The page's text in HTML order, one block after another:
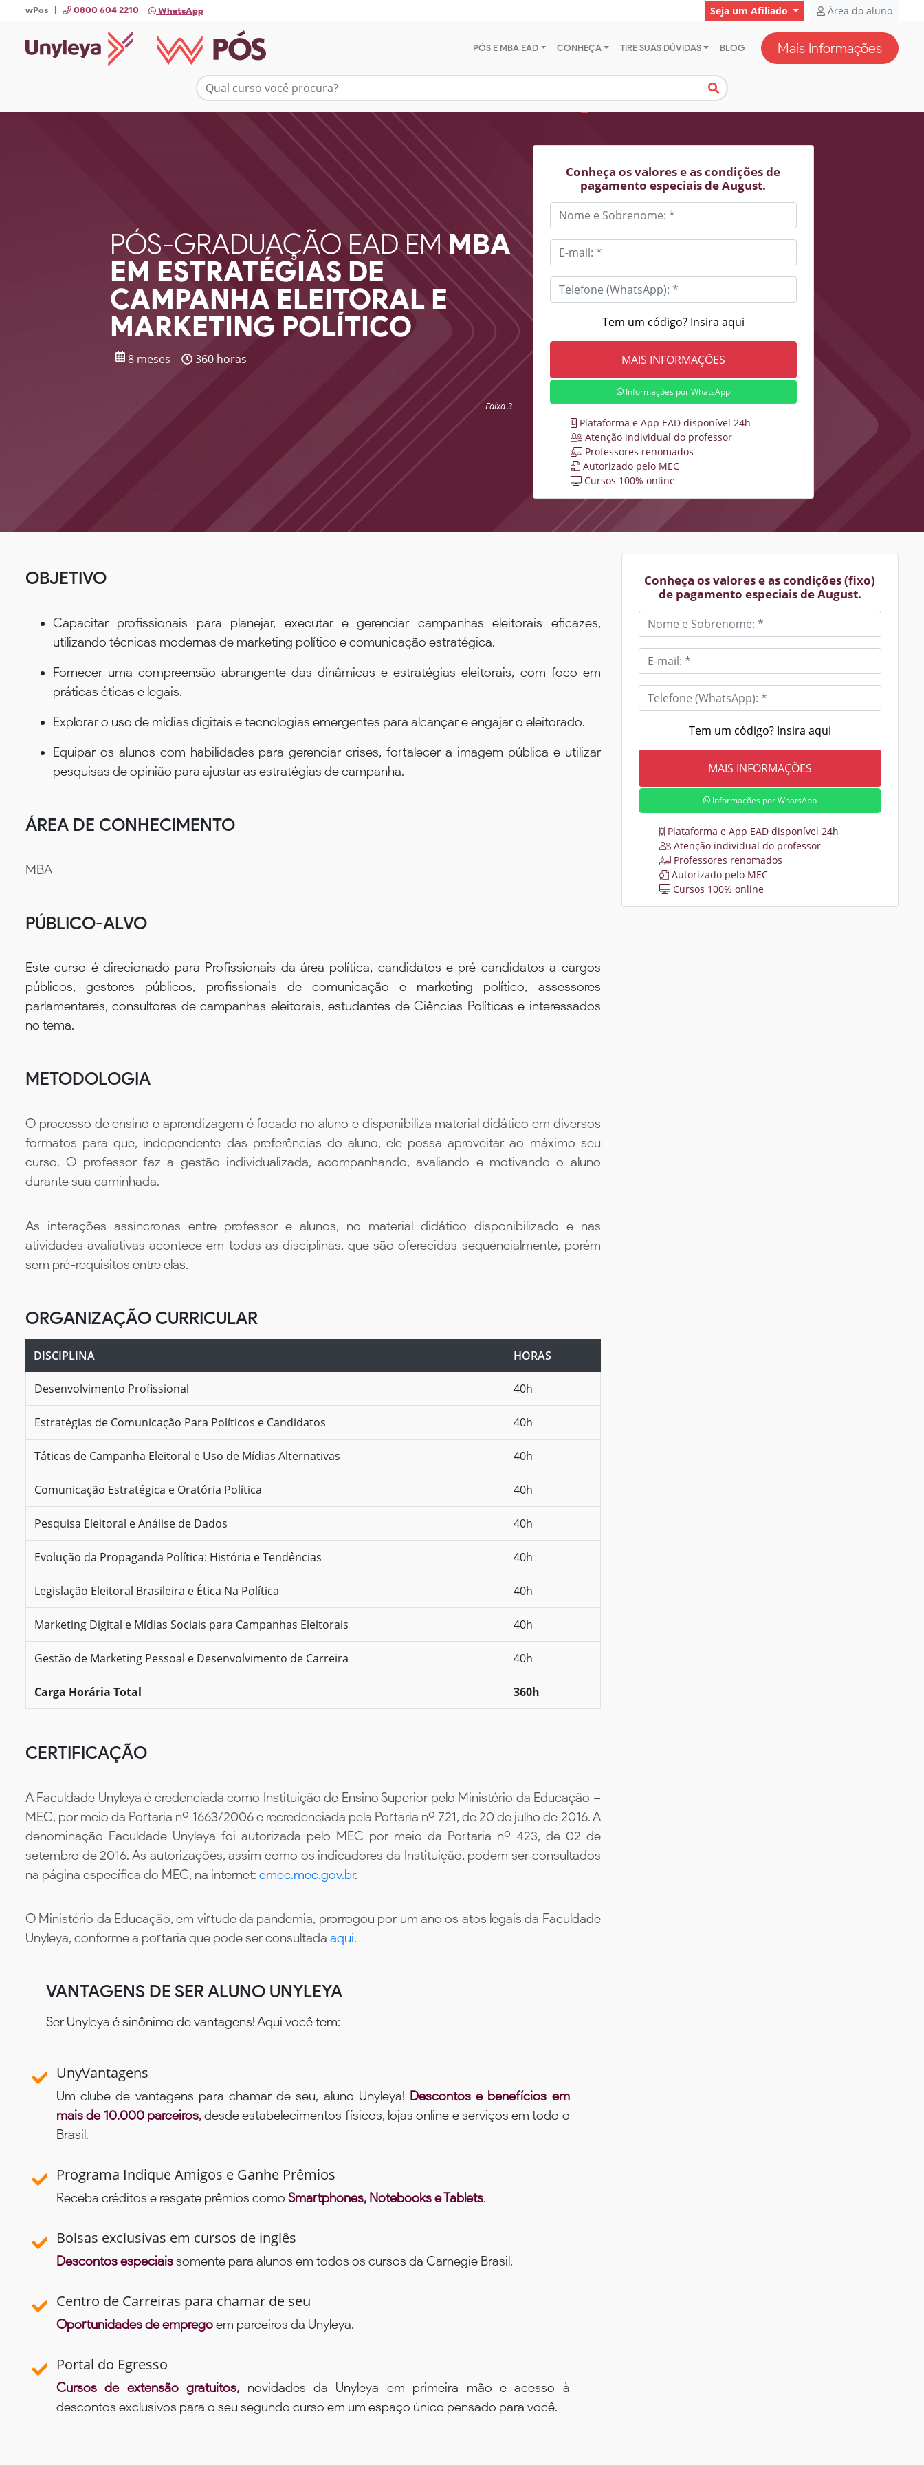
wPós | 0800 604 2210 WhatsApp Seja um Afiliado Área do aluno
PÓS E MBA EAD CONHEÇA TIRE SUAS DÚVIDAS BLOG Mais Informações
PÓS-GRADUAÇÃO EAD EMMBA
EM ESTRATÉGIAS DE
CAMPANHA ELEITORAL E
MARKETING POLÍTICO
8 meses 360 horas
Faixa 3
Conheça os valores e as condições de
pagamento especiais de August.
Tem um código? Insira aqui
Informações por WhatsApp
Plataforma e App EAD disponível 24h
Atenção individual do professor
Professores renomados
Autorizado pelo MEC
Cursos 100% online
OBJETIVO
Capacitar profissionais para planejar, executar e gerenciar campanhas eleitorais eficazes,
utilizando técnicas modernas de marketing político e comunicação estratégica.
Fornecer uma compreensão abrangente das dinâmicas e estratégias eleitorais, com foco em
práticas éticas e legais.
Explorar o uso de mídias digitais e tecnologias emergentes para alcançar e engajar o eleitorado.
Equipar os alunos com habilidades para gerenciar crises, fortalecer a imagem pública e utilizar
pesquisas de opinião para ajustar as estratégias de campanha.
ÁREA DE CONHECIMENTO
MBA
PÚBLICO-ALVO
Este curso é direcionado para Profissionais da área política, candidatos e pré-candidatos a cargos
públicos, gestores públicos, profissionais de comunicação e marketing político, assessores
parlamentares, consultores de campanhas eleitorais, estudantes de Ciências Políticas e interessados
no tema.
METODOLOGIA
O processo de ensino e aprendizagem é focado no aluno e disponibiliza material didático em diversos
formatos para que, independente das preferências do aluno, ele possa aproveitar ao máximo seu
curso. O professor faz a gestão individualizada, acompanhando, avaliando e motivando o aluno
durante sua caminhada.
As interações assíncronas entre professor e alunos, no material didático disponibilizado e nas
atividades avaliativas acontece em todas as disciplinas, que são oferecidas sequencialmente, porém
sem pré-requisitos entre elas.
ORGANIZAÇÃO CURRICULAR
DISCIPLINA HORAS
Desenvolvimento Profissional 40h
Estratégias de Comunicação Para Políticos e Candidatos 40h
Táticas de Campanha Eleitoral e Uso de Mídias Alternativas 40h
Comunicação Estratégica e Oratória Política 40h
Pesquisa Eleitoral e Análise de Dados 40h
Evolução da Propaganda Política: História e Tendências 40h
Legislação Eleitoral Brasileira e Ética Na Política 40h
Marketing Digital e Mídias Sociais para Campanhas Eleitorais 40h
Gestão de Marketing Pessoal e Desenvolvimento de Carreira 40h
Carga Horária Total 360h
CERTIFICAÇÃO
A Faculdade Unyleya é credenciada como Instituição de Ensino Superior pelo Ministério da Educação –
MEC, por meio da Portaria nº 1663/2006 e recredenciada pela Portaria nº 721, de 20 de julho de 2016. A
denominação Faculdade Unyleya foi autorizada pelo MEC por meio da Portaria nº 423, de 02 de
setembro de 2016. As autorizações, assim como os indicadores da Instituição, podem ser consultados
na página específica do MEC, na internet: emec.mec.gov.br.
O Ministério da Educação, em virtude da pandemia, prorrogou por um ano os atos legais da Faculdade
Unyleya, conforme a portaria que pode ser consultada aqui.
VANTAGENS DE SER ALUNO UNYLEYA
Ser Unyleya é sinônimo de vantagens! Aqui você tem:
UnyVantagens
Um clube de vantagens para chamar de seu, aluno Unyleya! Descontos e benefícios em
mais de 10.000 parceiros,desde estabelecimentos físicos, lojas online e serviços em todo o
Brasil.
Programa Indique Amigos e Ganhe Prêmios
Receba créditos e resgate prêmios como Smartphones, Notebooks e Tablets.
Bolsas exclusivas em cursos de inglês
Descontos especiaissomente para alunos em todos os cursos da Carnegie Brasil.
Centro de Carreiras para chamar de seu
Oportunidades de empregoem parceiros da Unyleya.
Portal do Egresso
Cursos de extensão gratuitos, novidades da Unyleya em primeira mão e acesso à
descontos exclusivos para o seu segundo curso em um espaço único pensado para você.
Conheça os valores e as condições (fixo)
de pagamento especiais de August.
Tem um código? Insira aqui
Informações por WhatsApp
Plataforma e App EAD disponível 24h
Atenção individual do professor
Professores renomados
Autorizado pelo MEC
Cursos 100% online